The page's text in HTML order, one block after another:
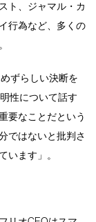
ト、ジャマル・カ
行為など、多くの
ずらしい決断を
性について話す
要なことだという
ではないと批判さ
います」。